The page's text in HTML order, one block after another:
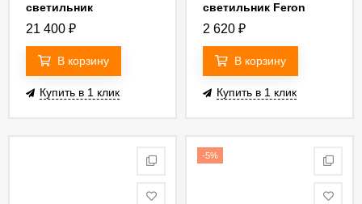
светильник
Elektrostandard LSG-
4690389129391
21 400 ₽
В корзину
Купить в 1 клик
светильник Feron
AL5095 32602
2 620 ₽
В корзину
Купить в 1 клик
-5%